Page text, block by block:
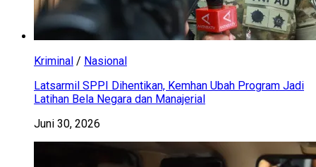
Kriminal / Nasional
Latsarmil SPPI Dihentikan, Kemhan Ubah Program Jadi
Latihan Bela Negara dan Manajerial
Juni 30, 2026